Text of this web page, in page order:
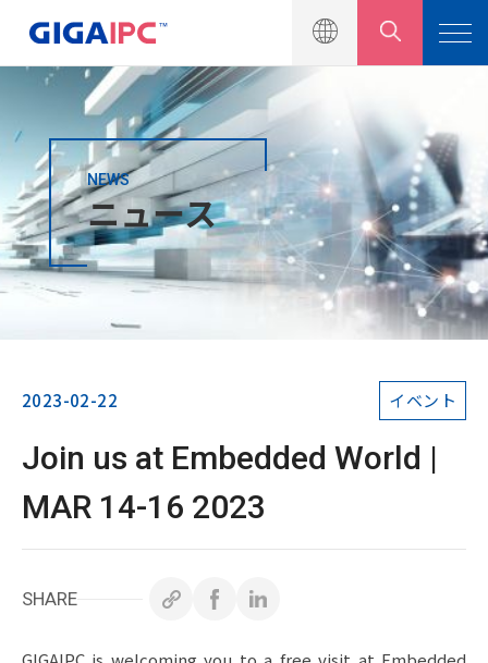
NEWS
ニュース
2023-02-22 イベント
Join us at Embedded World |
MAR 14-16 2023
SHARE
製品一覧
ソリューション
ニュース
ニュースリリース
イベント
製品カタログ
ホワイトペーパー
サポート＆ダウンロード
お問い合わせ